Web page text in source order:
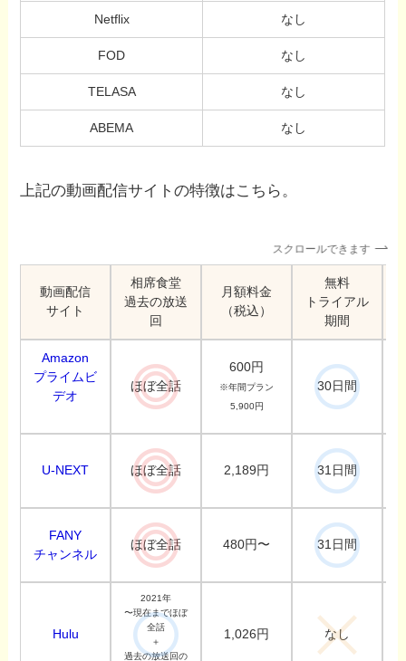
Netflix なし
FOD なし
TELASA なし
ABEMA なし
上記の動画配信サイトの特徴はこちら。
スクロールできます
動画配信
サイト
相席食堂
過去の放送
回
月額料金
（税込）
無料
トライアル
期間
Amazon
プライムビ
デオ
ほぼ全話
600円
※年間プラン
5,900円
30日間
U-NEXT ほぼ全話 2,189円 31日間
FANY
チャンネル
ほぼ全話 480円〜 31日間
Hulu
2021年
〜現在までほぼ
全話
＋
過去の放送回の
1,026円 なし